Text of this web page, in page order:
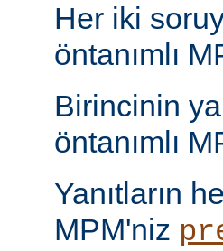
Her iki
öntanımlı
Birincinin
öntanımlı
Yanıtların
MPM'niz